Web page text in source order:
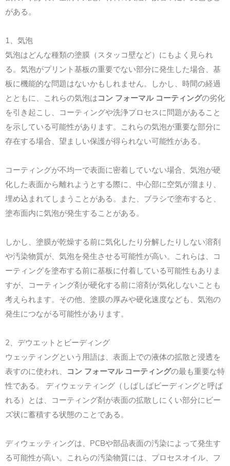
がある。
1、気泡
気泡はどんな種類の塗膜（スタッコ壁など）にもよく見られ
る。気泡がプリント基板の重要でない部分に発生した場合、基
板に機能的な問題はないかもしれません。しかし、時間の経過
とともに、これらの気泡はコン フォーマル コーティングの劣化
を引き起こし、コーティングや洗浄プロセスに問題があること
を示している可能性があります。これらの気泡が重要な部分に
存在する場合、望ましい保護が得られない可能性がある。
コーティングが不均一で表面に密着していない場合、気泡が硬
化した表面から離れようとする際に、中心部に空気が溜まり、
埋め込まれてしまうことがある。また、ブラシで塗布すると、
塗布面内に気泡が発生することがある。
しかし、塗膜が乾燥する前に気化したり分解したりしない溶剤
や汚染物質が、気泡を発生させる可能性が高い。これらは、コ
ーティングを塗布する前に基板に付着している可能性もありま
すが、コーティング剤が硬化する前に溶剤が気化しないことも
考えられます。その他、塗膜の厚みや硬化速度なども、気泡の
発生につながる可能性があります。
2、デウエットとビーディング
ウェッティングという用語は、表面上での液体の拡散と浸透を
表すのに使われ、 コン フォーマル コーティングの最も重要な特
性である。 ディウェッティング（しばしばビーディングと呼ば
れる）とは、コーティング剤が表面の拡散しにくい部分にビー
ズ状に蓄積する状態のことである。
ディウェッティングは、PCBや部品表面の汚染によって発生す
る可能性が高い。これらの汚染物質には、プロセスオイル、フ